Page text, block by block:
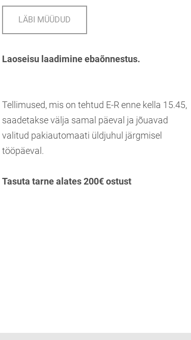
LÄBI MÜÜDUD
Laoseisu laadimine ebaõnnestus.
Tellimused, mis on tehtud E-R enne kella 15.45,
saadetakse välja samal päeval ja jõuavad
valitud pakiautomaati üldjuhul järgmisel
tööpäeval.
Tasuta tarne alates 200€ ostust